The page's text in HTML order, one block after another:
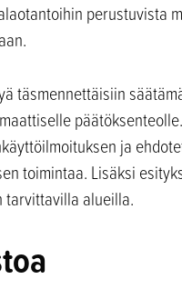
perustuvista
täsmennettäisiin
ja
toimintaa. Lisäksi
tarvittavilla alueilla.